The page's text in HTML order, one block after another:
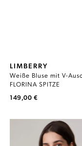
LIMBERRY
Weiße Bluse mit V-
FLORINA SPITZE
149,00 €